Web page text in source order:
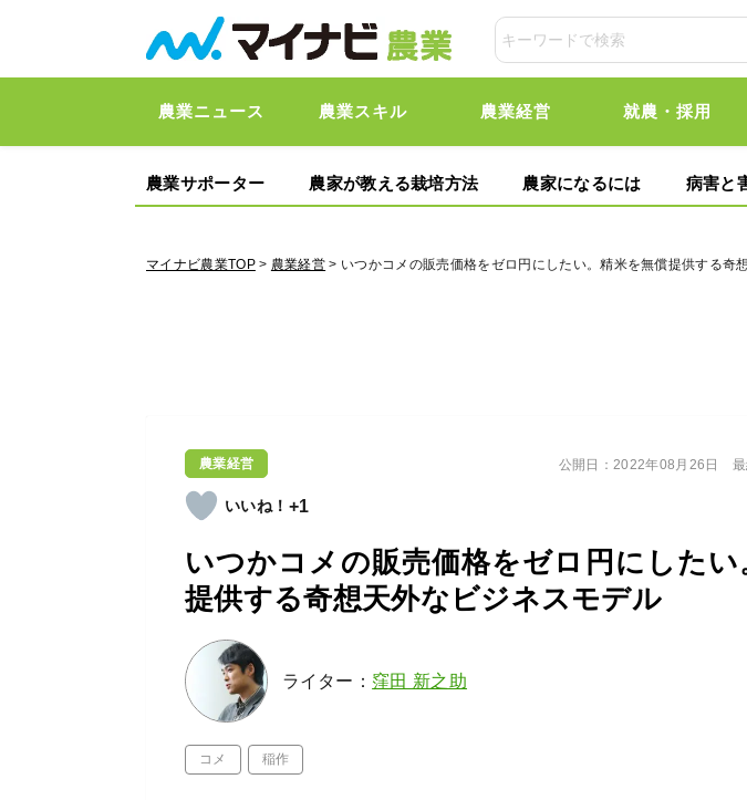
農業ニュース 農業スキル 農業経営 就農・採用
農業サポーター 農家が教える栽培方法 農家になるには 病害と
マイナビ農業TOP> 農業経営 > いつかコメの販売価格をゼロ円にしたい。精米を無償提供する奇
農業経営
+1
いつかコメの販売価格をゼロ円にしたい
提供する奇想天外なビジネスモデル
ライター： 窪田 新之助
コメ 稲作
公開日：2022年08月26日